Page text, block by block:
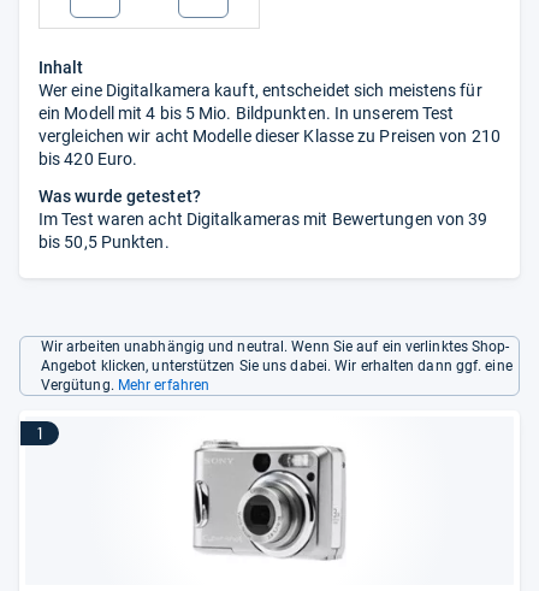
Inhalt
Wer eine Digitalkamera kauft, entscheidet sich meistens für
ein Modell mit 4 bis 5 Mio. Bildpunkten. In unserem Test
vergleichen wir acht Modelle dieser Klasse zu Preisen von 210
bis 420 Euro.
Was wurde getestet?
Im Test waren acht Digitalkameras mit Bewertungen von 39
bis 50,5 Punkten.
Wir arbeiten unabhängig und neutral. Wenn Sie auf ein verlinktes Shop-
Angebot klicken, unterstützen Sie uns dabei. Wir erhalten dann ggf. eine
Vergütung. Mehr erfahren
1